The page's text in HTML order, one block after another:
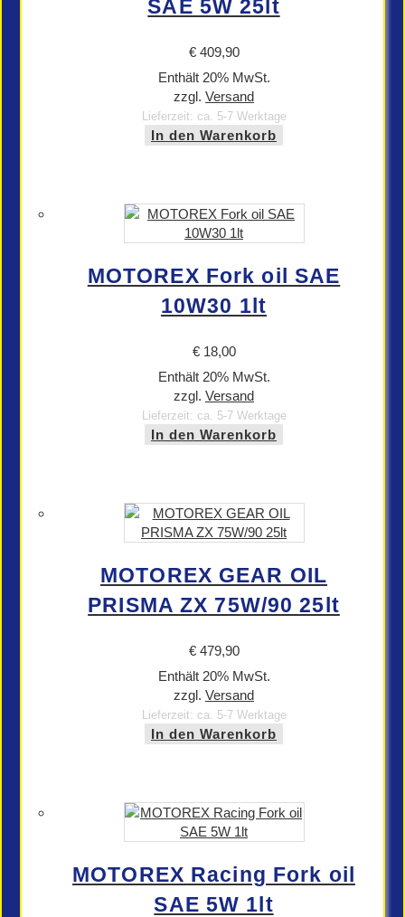
SAE 5W 25lt
€409,90
Enthält 20% MwSt.
zzgl. Versand
Lieferzeit: ca. 5-7 Werktage
In den Warenkorb
MOTOREX Fork oil SAE
10W30 1lt
€18,00
Enthält 20% MwSt.
zzgl. Versand
Lieferzeit: ca. 5-7 Werktage
In den Warenkorb
MOTOREX GEAR OIL
PRISMA ZX 75W/90 25lt
€479,90
Enthält 20% MwSt.
zzgl. Versand
Lieferzeit: ca. 5-7 Werktage
In den Warenkorb
MOTOREX Racing Fork oil
SAE 5W 1lt